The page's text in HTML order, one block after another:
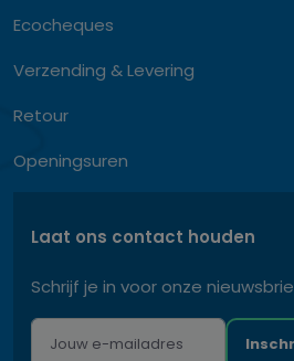
Ecocheques
Verzending & Levering
Retour
Openingsuren
Laat ons contact houden
Schrijf je in voor onze